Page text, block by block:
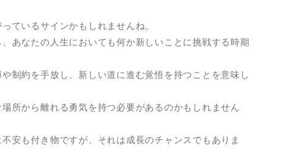
ているサインかもしれませんね。
あなたの人生においても何か新しいことに挑戦する時期
制約を手放し、新しい道に進む覚悟を持つことを意味し
所から離れる勇気を持つ必要があるのかもしれません
安も付き物ですが、それは成長のチャンスでもありま